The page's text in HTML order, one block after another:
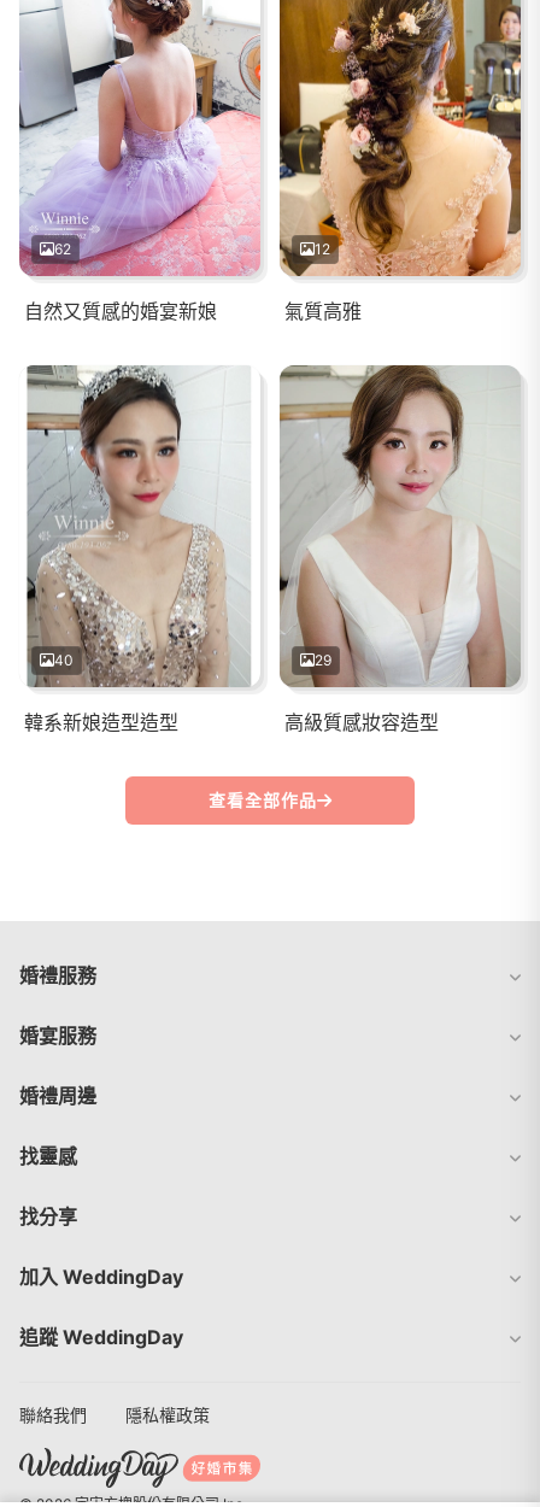
62
自然又質感的婚宴新娘
12
氣質高雅
40
韓系新娘造型造型
29
高級質感妝容造型
查看全部作品
婚禮服務
婚宴服務
婚禮周邊
找靈感
找分享
加入 WeddingDay
追蹤 WeddingDay
聯絡我們 隱私權政策